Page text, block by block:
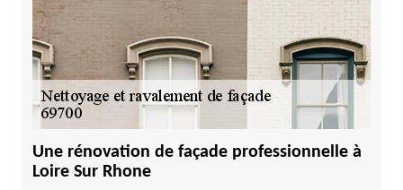
Une rénovation de façade professionnelle à
Loire Sur Rhone